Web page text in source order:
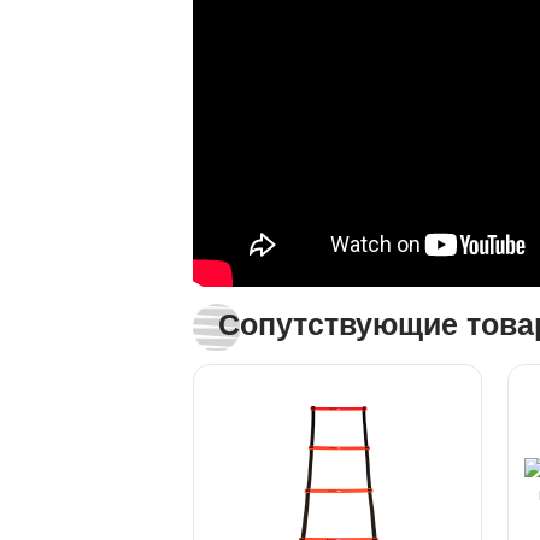
Сопутствующие